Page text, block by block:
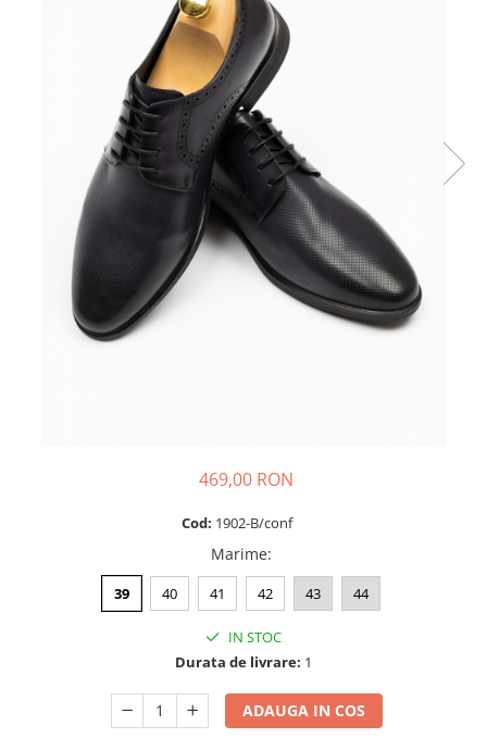
469,00 RON
Cod: 1902-B/conf
Marime:
39 40 41 42 43 44
IN STOC
Durata de livrare: 1
ADAUGA IN COS